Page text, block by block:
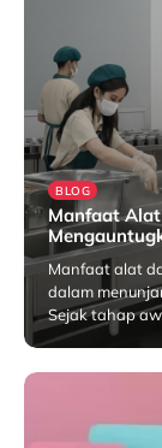
BLOG
Manfaat
Manfaat alat
dalam
Sejak tahap